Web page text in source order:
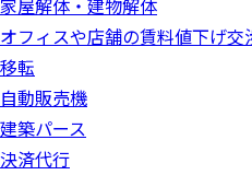
家屋解体・建物解体
オフィスや店舗の賃料値下げ交
移転
自動販売機
建築パース
決済代行